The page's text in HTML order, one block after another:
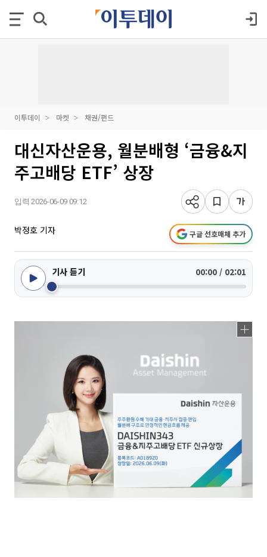
이투데이 마켓 채권/펀드
대신자산운용, 월분배형 ‘금융&지
주고배당 ETF’ 상장
입력 2026-06-09 09:12
박정호 기자 구글 선호매체 추가
기사 듣기 00:00 / 02:01